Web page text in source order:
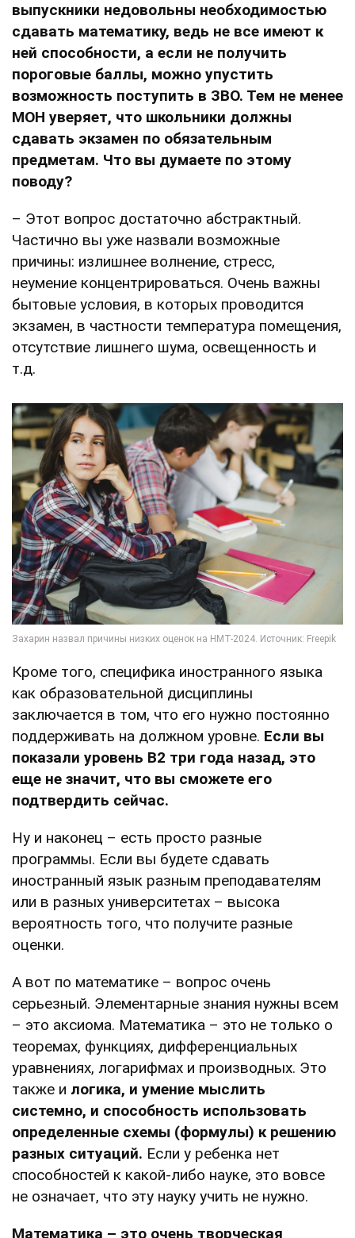
выпускники недовольны необходимостью
сдавать математику, ведь не все имеют к
ней способности, а если не получить
пороговые баллы, можно упустить
возможность поступить в ЗВО. Тем не менее
МОН уверяет, что школьники должны
сдавать экзамен по обязательным
предметам. Что вы думаете по этому
поводу?
– Этот вопрос достаточно абстрактный.
Частично вы уже назвали возможные
причины: излишнее волнение, стресс,
неумение концентрироваться. Очень важны
бытовые условия, в которых проводится
экзамен, в частности температура помещения,
отсутствие лишнего шума, освещенность и
т.д.
Кроме того, специфика иностранного языка
как образовательной дисциплины
заключается в том, что его нужно постоянно
поддерживать на должном уровне. Если вы
показали уровень В2 три года назад, это
еще не значит, что вы сможете его
подтвердить сейчас.
Ну и наконец – есть просто разные
программы. Если вы будете сдавать
иностранный язык разным преподавателям
или в разных университетах – высока
вероятность того, что получите разные
оценки.
А вот по математике – вопрос очень
серьезный. Элементарные знания нужны всем
– это аксиома. Математика – это не только о
теоремах, функциях, дифференциальных
уравнениях, логарифмах и производных. Это
также и логика, и умение мыслить
системно, и способность использовать
определенные схемы (формулы) к решению
разных ситуаций. Если у ребенка нет
способностей к какой-либо науке, это вовсе
не означает, что эту науку учить не нужно.
Математика – это очень творческая